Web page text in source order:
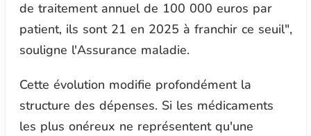
de traitement annuel de 100 000 euros par
patient, ils sont 21 en 2025 à franchir ce seuil",
souligne l'Assurance maladie.
Cette évolution modifie profondément la
structure des dépenses. Si les médicaments
les plus onéreux ne représentent qu'une